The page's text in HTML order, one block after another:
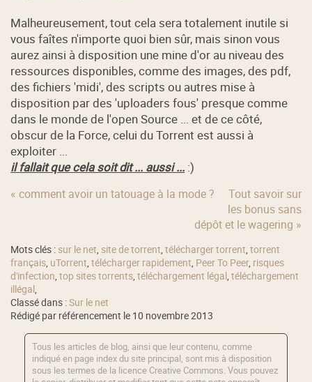
Malheureusement, tout cela sera totalement inutile si
vous faîtes n'importe quoi bien sûr, mais sinon vous
aurez ainsi à disposition une mine d'or au niveau des
ressources disponibles, comme des images, des pdf,
des fichiers 'midi', des scripts ou autres mise à
disposition par des 'uploaders fous' presque comme
dans le monde de l'open Source ... et de ce côté,
obscur de la Force, celui du Torrent est aussi à
exploiter ...
il fallait que cela soit dit ... aussi ... :)
« comment avoir un tatouage à la mode ?
Tout savoir sur
les bonus sans
dépôt et le wagering »
Mots clés : sur le net, site de torrent,télécharger torrent,torrent
français, uTorrent,télécharger rapidement, Peer To Peer, risques
d'infection,top sites torrents,téléchargement légal,téléchargement
illégal,
Classé dans :Sur le net
Rédigé par référencement le 10 novembre 2013
Tous les articles de blog, ainsi que leur contenu, comme
indiqué en page index du site principal, sont mis à disposition
sous les termes de la licence Creative Commons. Vous pouvez